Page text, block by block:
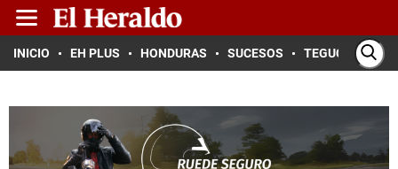
INICIO EH PLUS HONDURAS SUCESOS TEGUCIGALPA